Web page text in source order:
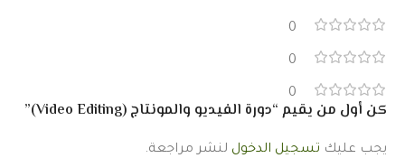
0
0
0
كن أول من يقيم “دورة الفيديو والمونتاج (Video Editing)”
يجب عليك تسجيل الدخول لنشر مراجعة.